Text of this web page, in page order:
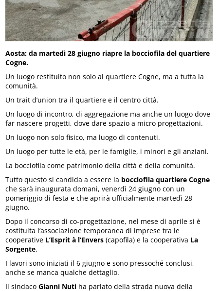
Aosta: da martedì 28 giugno riapre la bocciofila del quartiere
Cogne.
Un luogo restituito non solo al quartiere Cogne, ma a tutta la
comunità.
Un trait d’union tra il quartiere e il centro città.
Un luogo di incontro, di aggregazione ma anche un luogo dove
far nascere progetti, dove dare spazio a micro progettazioni.
Un luogo non solo fisico, ma luogo di contenuti.
Un luogo per tutte le età, per le famiglie, i minori e gli anziani.
La bocciofila come patrimonio della città e della comunità.
Tutto questo si candida a essere la bocciofila quartiere Cogne
che sarà inaugurata domani, venerdì 24 giugno con un
pomeriggio di festa e che aprirà ufficialmente martedì 28
giugno.
Dopo il concorso di co-progettazione, nel mese di aprile si è
costituita l’associazione temporanea di imprese tra le
cooperative L’Esprit à l’Envers (capofila) e la cooperativa La
Sorgente.
I lavori sono iniziati il 6 giugno e sono pressoché conclusi,
anche se manca qualche dettaglio.
Il sindacoGianni Nuti ha parlato della strada nuova della